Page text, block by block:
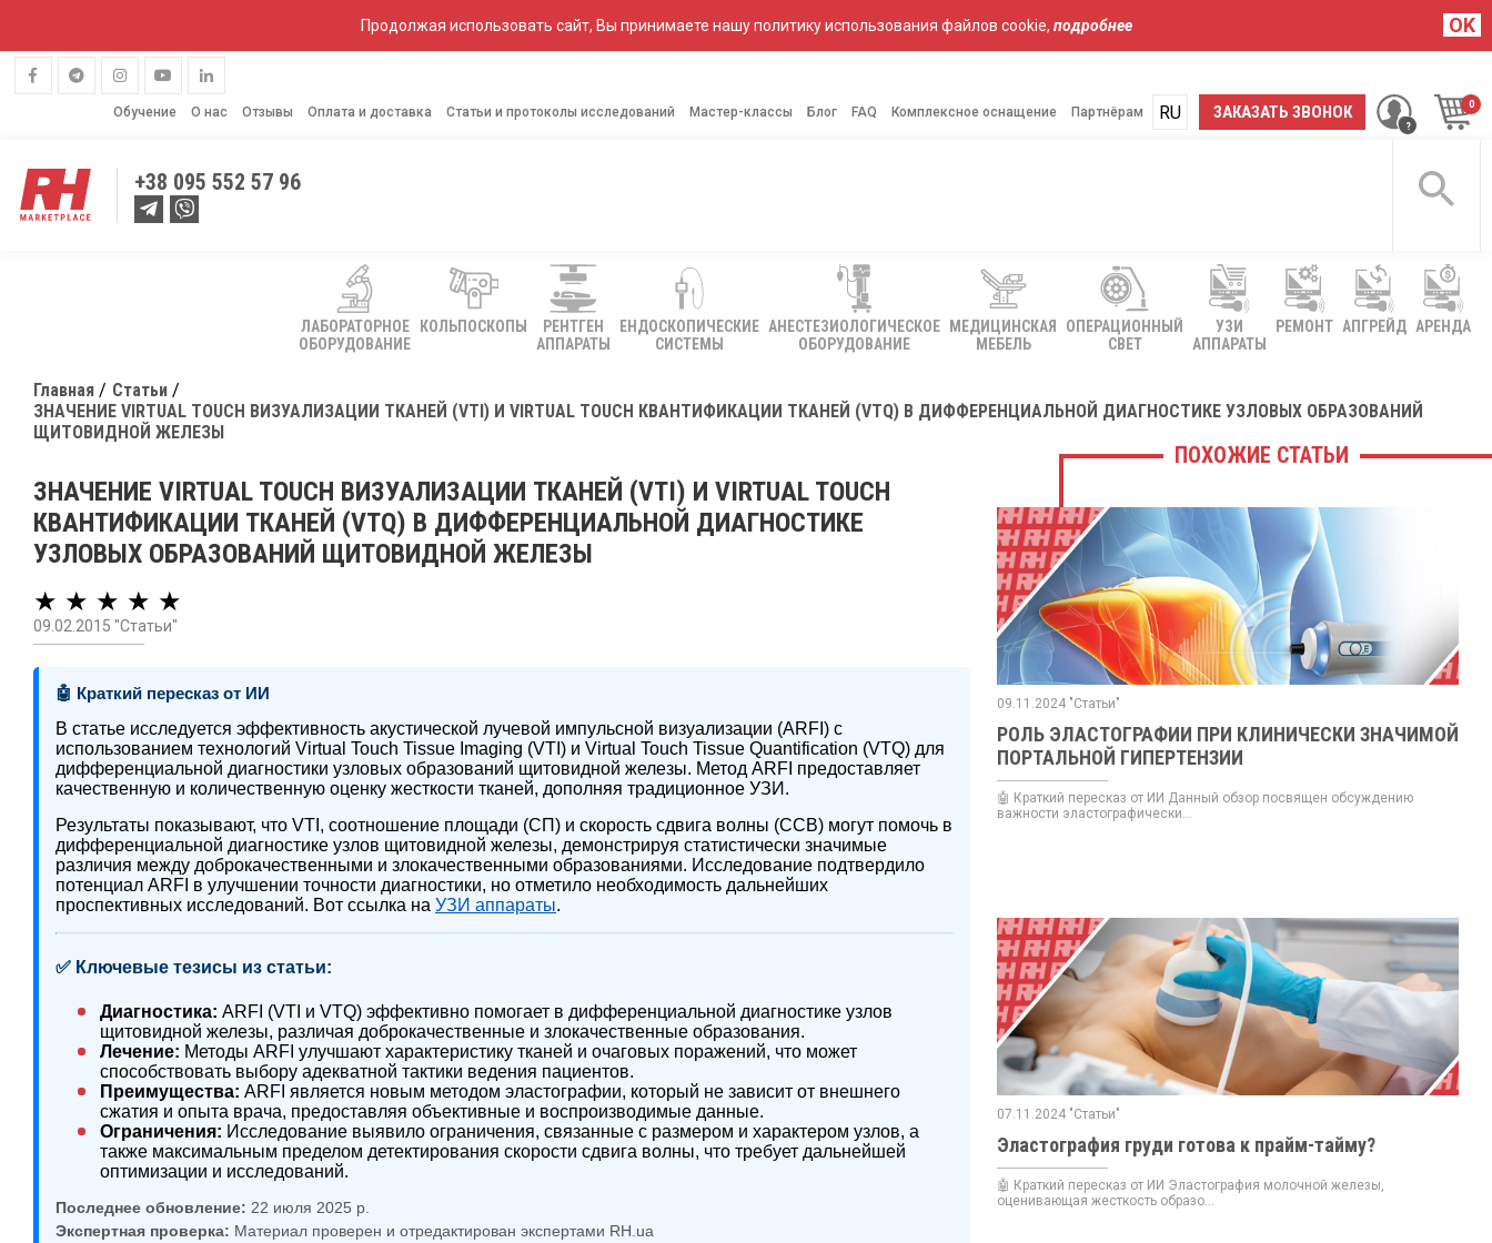
Продолжая использовать сайт, Вы принимаете нашу политику использования файлов cookie, подробнее OK
Обучение О нас Отзывы Оплата и доставка Статьи и протоколы исследований Мастер-классы Блог FAQ Комплексное оснащение Партнёрам ЗАКАЗАТЬ ЗВОНОК
RU
UA
+38 095 552 57 96
ЛАБОРАТОРНОЕ
ОБОРУДОВАНИЕ
КОЛЬПОСКОПЫ
РЕНТГЕН
АППАРАТЫ
ЕНДОСКОПИЧЕСКИЕ
СИСТЕМЫ
АНЕСТЕЗИОЛОГИЧЕСКОЕ
ОБОРУДОВАНИЕ
МЕДИЦИНСКАЯ
МЕБЕЛЬ
ОПЕРАЦИОННЫЙ
СВЕТ
УЗИ
АППАРАТЫ
РЕМОНТ АПГРЕЙД АРЕНДА
Главная
Статьи
ЗНАЧЕНИЕ VIRTUAL TOUCH ВИЗУАЛИЗАЦИИ ТКАНЕЙ (VTI) И VIRTUAL TOUCH КВАНТИФИКАЦИИ ТКАНЕЙ (VTQ) В ДИФФЕРЕНЦИАЛЬНОЙ ДИАГНОСТИКЕ УЗЛОВЫХ ОБРАЗОВАНИЙ
ЩИТОВИДНОЙ ЖЕЛЕЗЫ
ЗНАЧЕНИЕ VIRTUAL TOUCH ВИЗУАЛИЗАЦИИ ТКАНЕЙ (VTI) И VIRTUAL TOUCH
КВАНТИФИКАЦИИ ТКАНЕЙ (VTQ) В ДИФФЕРЕНЦИАЛЬНОЙ ДИАГНОСТИКЕ
УЗЛОВЫХ ОБРАЗОВАНИЙ ЩИТОВИДНОЙ ЖЕЛЕЗЫ
★ ★ ★ ★ ★
09.02.2015 "Статьи"
🤖 Краткий пересказ от ИИ
В статье исследуется эффективность акустической лучевой импульсной визуализации (ARFI) с
использованием технологий Virtual Touch Tissue Imaging (VTI) и Virtual Touch Tissue Quantification (VTQ) для
дифференциальной диагностики узловых образований щитовидной железы. Метод ARFI предоставляет
качественную и количественную оценку жесткости тканей, дополняя традиционное УЗИ.
Результаты показывают, что VTI, соотношение площади (СП) и скорость сдвига волны (ССВ) могут помочь в
дифференциальной диагностике узлов щитовидной железы, демонстрируя статистически значимые
различия между доброкачественными и злокачественными образованиями. Исследование подтвердило
потенциал ARFI в улучшении точности диагностики, но отметило необходимость дальнейших
проспективных исследований. Вот ссылка на УЗИ аппараты.
✅ Ключевые тезисы из статьи:
Диагностика: ARFI (VTI и VTQ) эффективно помогает в дифференциальной диагностике узлов
щитовидной железы, различая доброкачественные и злокачественные образования.
Лечение: Методы ARFI улучшают характеристику тканей и очаговых поражений, что может
способствовать выбору адекватной тактики ведения пациентов.
Преимущества: ARFI является новым методом эластографии, который не зависит от внешнего
сжатия и опыта врача, предоставляя объективные и воспроизводимые данные.
Ограничения: Исследование выявило ограничения, связанные с размером и характером узлов, а
также максимальным пределом детектирования скорости сдвига волны, что требует дальнейшей
оптимизации и исследований.
Последнее обновление: 22 июля 2025 р.
Экспертная проверка: Материал проверен и отредактирован экспертами RH.ua
ПОХОЖИЕ СТАТЬИ
09.11.2024 "Статьи"
РОЛЬ ЭЛАСТОГРАФИИ ПРИ КЛИНИЧЕСКИ ЗНАЧИМОЙ
ПОРТАЛЬНОЙ ГИПЕРТЕНЗИИ
🤖 Краткий пересказ от ИИ Данный обзор посвящен обсуждению
важности эластографически...
07.11.2024 "Статьи"
Эластография груди готова к прайм-тайму?
🤖 Краткий пересказ от ИИ Эластография молочной железы,
оценивающая жесткость образо...